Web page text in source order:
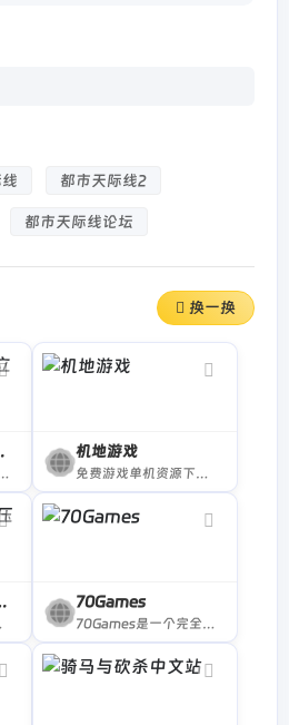
都市天际线2
都市天际线论坛
换一换
版
独立版 | 使命召唤ol私服
机地游戏
免费游戏单机资源下载，涵盖游戏本体mod修改器等丰富资源，每日更新海量资源
戏压制
安装。
70Games
70Games是一个完全免费的游戏共享平台，免费分享众多steam游戏，提供steam账号，steam离线账号，steam正版共享账号等资源。